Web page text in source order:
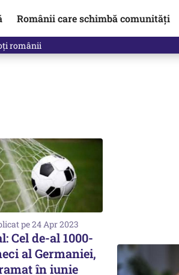
Românii care schimbă comunități
românii
pe 24 Apr 2023
Cel de-al 1000-
al Germaniei,
în iunie